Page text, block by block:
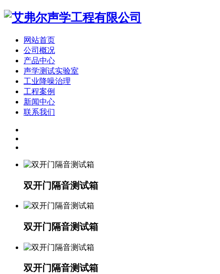
网站首页
公司概况
产品中心
声学测试实验室
工业降噪治理
工程案例
新闻中心
联系我们
双开门隔音测试箱
双开门隔音测试箱
双开门隔音测试箱